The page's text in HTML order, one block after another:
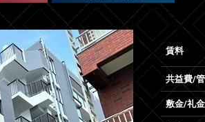
賃料
共益費/
敷金/礼金